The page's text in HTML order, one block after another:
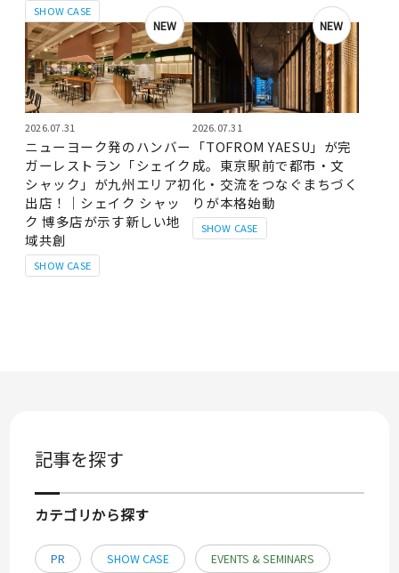
SHOW CASE
NEW
SHOW CASE
2026.07.31
ニューヨーク発のハンバー
ガーレストラン「シェイク
シャック」が九州エリア初
出店！｜シェイク シャッ
ク 博多店が示す新しい地
域共創
NEW
SHOW CASE
2026.07.31
「TOFROM YAESU」が完
成。東京駅前で都市・文
化・交流をつなぐまちづく
りが本格始動
記事を探す
カテゴリから探す
PR SHOW CASE EVENTS & SEMINARS